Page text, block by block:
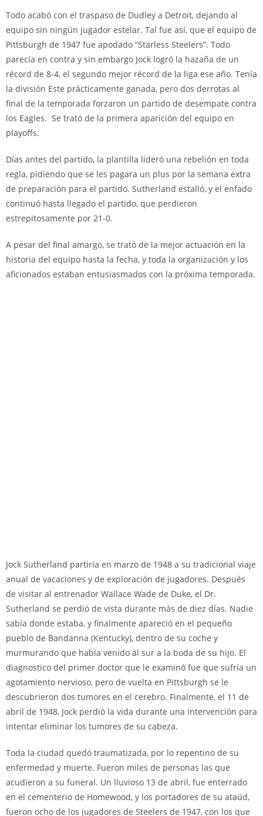
Todo acabó con el traspaso de Dudley a Detroit, dejando al
equipo sin ningún jugador estelar. Tal fue así, que el equipo de
Pittsburgh de 1947 fue apodado “Starless Steelers”. Todo
parecía en contra y sin embargo Jock logró la hazaña de un
récord de 8-4, el segundo mejor récord de la liga ese año. Tenía
la división Este prácticamente ganada, pero dos derrotas al
final de la temporada forzaron un partido de desempate contra
los Eagles. Se trató de la primera aparición del equipo en
playoffs.
Días antes del partido, la plantilla lideró una rebelión en toda
regla, pidiendo que se les pagara un plus por la semana extra
de preparación para el partido. Sutherland estalló, y el enfado
continuó hasta llegado el partido, que perdieron
estrepitosamente por 21-0.
A pesar del final amargo, se trató de la mejor actuación en la
historia del equipo hasta la fecha, y toda la organización y los
aficionados estaban entusiasmados con la próxima temporada.
Jock Sutherland partiría en marzo de 1948 a su tradicional viaje
anual de vacaciones y de exploración de jugadores. Después
de visitar al entrenador Wallace Wade de Duke, el Dr.
Sutherland se perdió de vista durante más de diez días. Nadie
sabía donde estaba, y finalmente apareció en el pequeño
pueblo de Bandanna (Kentucky), dentro de su coche y
murmurando que había venido al sur a la boda de su hijo. El
diagnostico del primer doctor que le examinó fue que sufría un
agotamiento nervioso, pero de vuelta en Pittsburgh se le
descubrieron dos tumores en el cerebro. Finalmente, el 11 de
abril de 1948, Jock perdió la vida durante una intervención para
intentar eliminar los tumores de su cabeza.
Toda la ciudad quedó traumatizada, por lo repentino de su
enfermedad y muerte. Fueron miles de personas las que
acudieron a su funeral. Un lluvioso 13 de abril, fue enterrado
en el cementerio de Homewood, y los portadores de su ataúd,
fueron ocho de los jugadores de Steelers de 1947, con los que